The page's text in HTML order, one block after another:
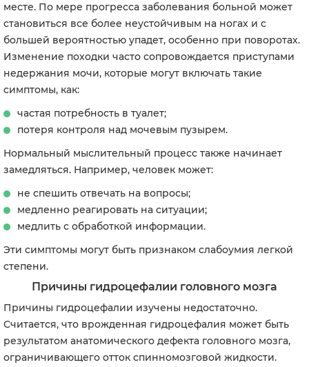
месте. По мере прогресса заболевания больной может
становиться все более неустойчивым на ногах и с
большей вероятностью упадет, особенно при поворотах.
Изменение походки часто сопровождается приступами
недержания мочи, которые могут включать такие
симптомы, как:
частая потребность в туалет;
потеря контроля над мочевым пузырем.
Нормальный мыслительный процесс также начинает
замедляться. Например, человек может:
не спешить отвечать на вопросы;
медленно реагировать на ситуации;
медлить с обработкой информации.
Эти симптомы могут быть признаком слабоумия легкой
степени.
Причины гидроцефалии головного мозга
Причины гидроцефалии изучены недостаточно.
Считается, что врожденная гидроцефалия может быть
результатом анатомического дефекта головного мозга,
ограничивающего отток спинномозговой жидкости.